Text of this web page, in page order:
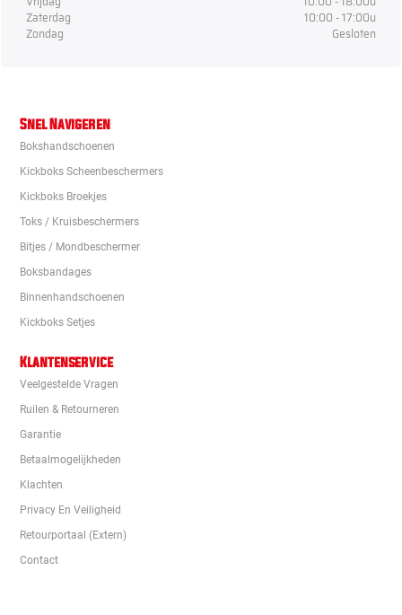
Zaterdag
10:00 - 17:00u
Zondag
Gesloten
Snel Navigeren
Bokshandschoenen
Kickboks Scheenbeschermers
Kickboks Broekjes
Toks / Kruisbeschermers
Bitjes / Mondbeschermer
Boksbandages
Binnenhandschoenen
Kickboks Setjes
Klantenservice
Veelgestelde Vragen
Ruilen & Retourneren
Garantie
Betaalmogelijkheden
Klachten
Privacy En Veiligheid
Retourportaal (extern)
Contact